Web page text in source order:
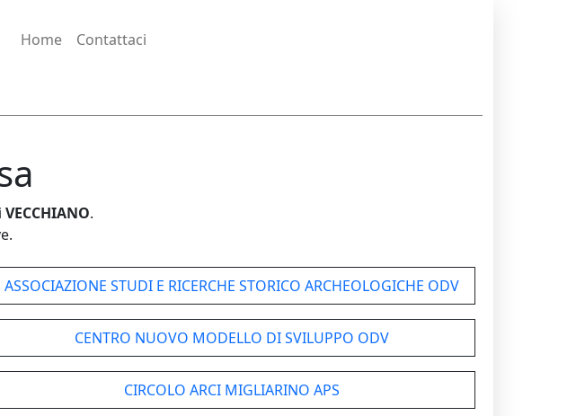
Home Contattaci
VECCHIANO.
ASSOCIAZIONE STUDI E RICERCHE STORICO ARCHEOLOGICHE ODV
CENTRO NUOVO MODELLO DI SVILUPPO ODV
CIRCOLO ARCI MIGLIARINO APS